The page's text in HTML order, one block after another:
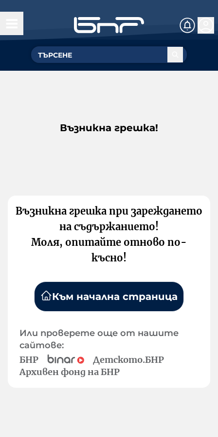
Възникна грешка!
Възникна грешка при зареждането
на съдържанието!
Моля, опитайте отново по-
късно!
Към начална страница
Или проверете още от нашите
сайтове:
БНР
Детското.БНР
Архивен фонд на БНР